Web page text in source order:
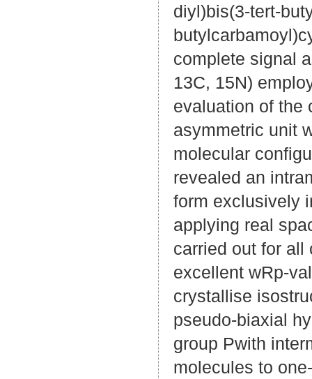
diyl)bis(3-tert-
complete signal
13C, 15N)
evaluation of the
asymmetric unit
molecular
revealed an
form exclusively
applying real
carried out for all
excellent wRp-
crystallise
pseudo-biaxial
group Pwith
molecules to